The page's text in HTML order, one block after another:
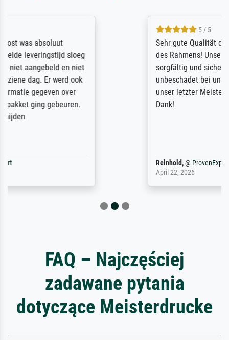
Sehr gute Qualität des Leinwanddrucks und
des Rahmens! Unser Bild wurde sehr
sorgfältig und sicher verpackt, so dass es
unbeschadet bei uns ankam. Es wird nicht
unser letzter Meisterdruck sein. Vielen
Dank!
FAQ – Najczęściej
zadawane pytania
dotyczące Meisterdrucke